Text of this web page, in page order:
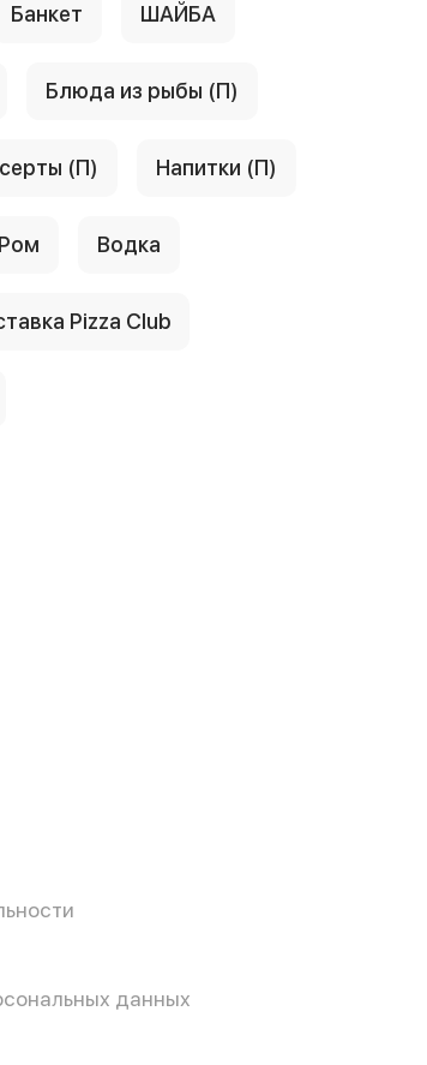
Банкет ШАЙБА
Блюда из рыбы (П)
(П) Напитки (П)
Ром Водка
Pizza Club
данных